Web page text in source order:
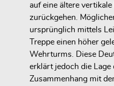
auf eine ältere
zurückgehen.
ursprünglich mittels
Treppe einen höher
Wehrturms. Diese
erklärt jedoch die Lage
Zusammenhang mit